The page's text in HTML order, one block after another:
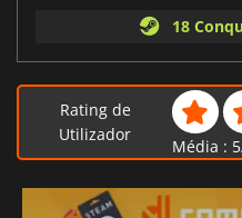
18
Rating de
Utilizador
Média : 5